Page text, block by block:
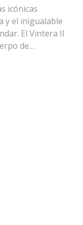
icónicas
y el inigualable
El Vintera II
de…